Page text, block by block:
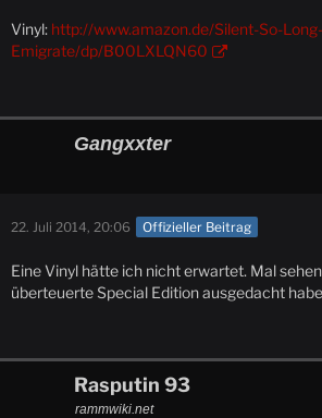
Vinyl: http://www.amazon.de/Silent-So-Long-
Emigrate/dp/B00LXLQN60
Gangxxter
22. Juli 2014, 20:06 Offizieller Beitrag
Eine Vinyl hätte ich nicht erwartet. Mal
überteuerte Special Edition ausgedacht
Rasputin 93
rammwiki.net